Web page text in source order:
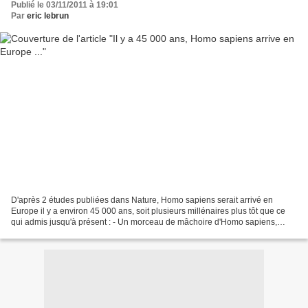
Publié le 03/11/2011 à 19:01
Par eric lebrun
D'après 2 études publiées dans Nature, Homo sapiens serait arrivé en
Europe il y a environ 45 000 ans, soit plusieurs millénaires plus tôt que ce
qui admis jusqu'à présent : - Un morceau de mâchoire d'Homo sapiens,